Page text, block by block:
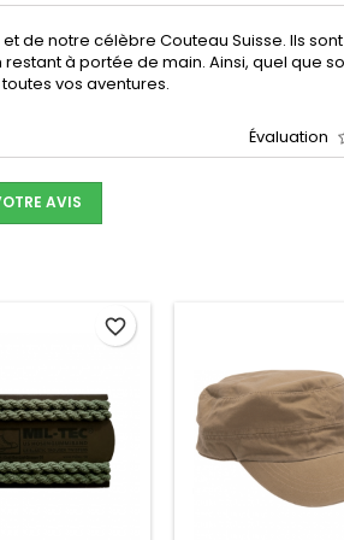
de notre célèbre Couteau Suisse. Ils
à portée de main. Ainsi, quel que
vos aventures.
Évaluation
AVIS
- 10,00 CHF